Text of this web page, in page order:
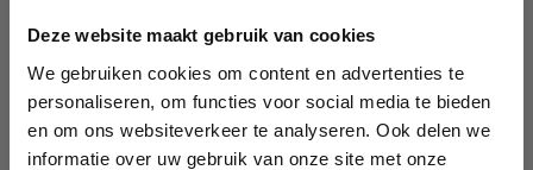
Deze website maakt gebruik van cookies
We gebruiken cookies om content en advertenties te
personaliseren, om functies voor social media te bieden
en om ons websiteverkeer te analyseren. Ook delen we
informatie over uw gebruik van onze site met onze